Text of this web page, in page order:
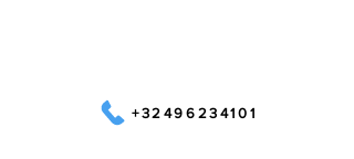
+32496234101